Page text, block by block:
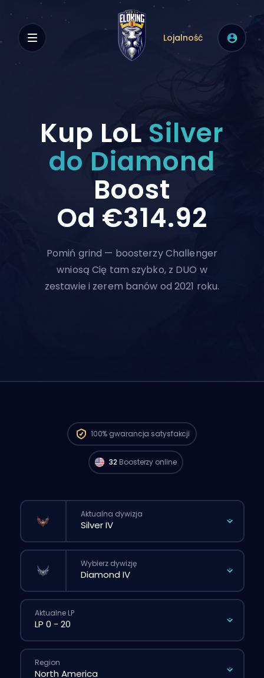
Lojalność
Kup LoL Silver
do Diamond
Boost
Od €314.92
Pomiń grind — boosterzy Challenger
wniosą Cię tam szybko, z DUO w
zestawie i zerem banów od 2021 roku.
100% gwarancja satysfakcji
America są dostępni i mogą zacząć
realizować twoje zamówienie już teraz. 🔥
32 Boosterzy online
Aktualna dywizja
Wybierz dywizję
Aktualne LP
Region